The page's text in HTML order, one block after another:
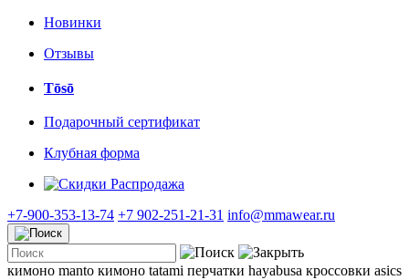
Новинки
Отзывы
Tōsō
Подарочный сертификат
Клубная форма
Распродажа
+7-900-353-13-74 +7 902-251-21-31 info@mmawear.ru
кимоно manto кимоно tatami перчатки hayabusa кроссовки asics